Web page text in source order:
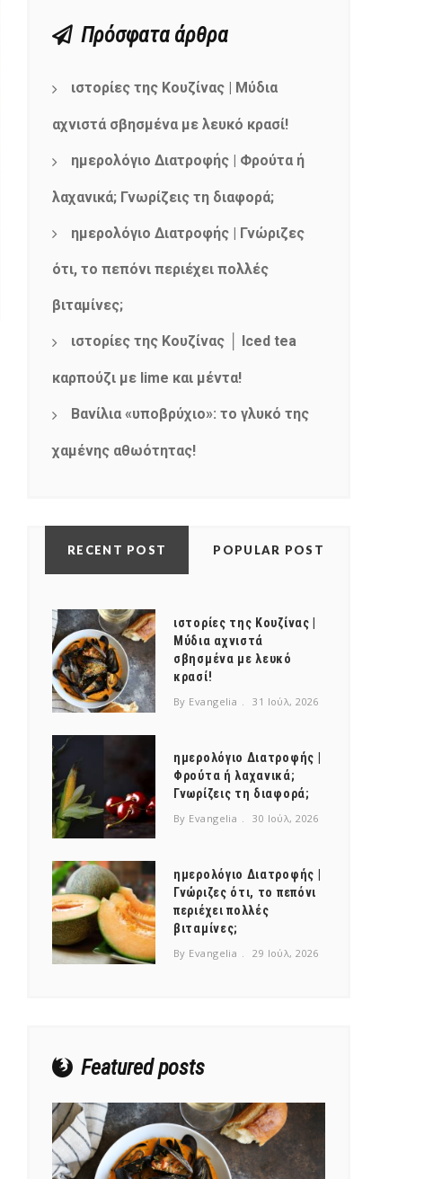
Πρόσφατα άρθρα
ιστορίες της Κουζίνας | Μύδια
αχνιστά σβησμένα με λευκό κρασί!
ημερολόγιο Διατροφής | Φρούτα ή
λαχανικά; Γνωρίζεις τη διαφορά;
ημερολόγιο Διατροφής | Γνώριζες
ότι, το πεπόνι περιέχει πολλές
βιταμίνες;
ιστορίες της Κουζίνας │ Iced tea
καρπούζι με lime και μέντα!
Βανίλια «υποβρύχιο»: το γλυκό της
χαμένης αθωότητας!
RECENT POST POPULAR POST
ιστορίες της Κουζίνας |
Μύδια αχνιστά
σβησμένα με λευκό
κρασί!
By Evangelia 31 Ιούλ, 2026
ημερολόγιο Διατροφής |
Φρούτα ή λαχανικά;
Γνωρίζεις τη διαφορά;
By Evangelia 30 Ιούλ, 2026
ημερολόγιο Διατροφής |
Γνώριζες ότι, το πεπόνι
περιέχει πολλές
βιταμίνες;
By Evangelia 29 Ιούλ, 2026
Featured posts